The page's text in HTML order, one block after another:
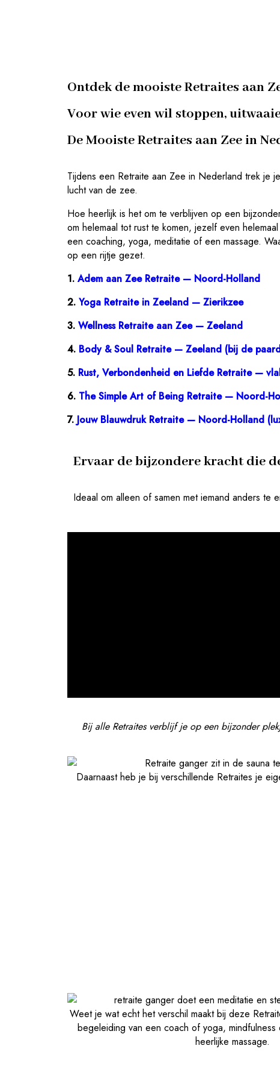
Ontdek de mooiste Retraites aan
Voor wie even wil stoppen,
De Mooiste Retraites aan Zee in
Tijdens een Retraite aan Zee in Nederland trek je
lucht van de zee.
Hoe heerlijk is het om te verblijven op een
om helemaal tot rust te komen, jezelf even
een coaching, yoga, meditatie of een massage.
op een rijtje gezet.
1. Adem aan Zee Retraite — Noord-Holland
2. Yoga Retraite in Zeeland — Zierikzee
3. Wellness Retraite aan Zee — Zeeland
4. Body & Soul Retraite — Zeeland (bij de
5. Rust, Verbondenheid en Liefde Retraite —
6. The Simple Art of Being Retraite — Noord-
7. Jouw Blauwdruk Retraite — Noord-Holland
Ervaar de bijzondere kracht die
Ideaal om alleen of samen met iemand anders te
Bij alle Retraites verblijf je op een bijzonder
Daarnaast heb je bij verschillende Retraites je
Weet je wat echt het verschil maakt bij deze
begeleiding van een coach of yoga,
heerlijke massage.